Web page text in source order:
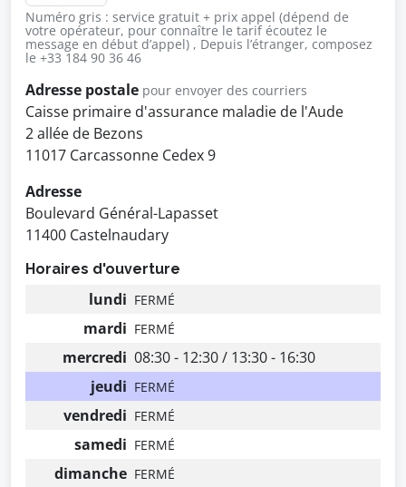
Numéro gris : service gratuit + prix appel (dépend de
votre opérateur, pour connaître le tarif écoutez le
message en début d’appel) , Depuis l’étranger, composez
le +33 184 90 36 46
Adresse postale pour envoyer des courriers
Caisse primaire d'assurance maladie de l'Aude
2 allée de Bezons
11017 Carcassonne Cedex 9
Adresse
Boulevard Général-Lapasset
11400 Castelnaudary
Horaires d'ouverture
lundi FERMÉ
mardi FERMÉ
mercredi 08:30 - 12:30 / 13:30 - 16:30
jeudi FERMÉ
vendredi FERMÉ
samedi FERMÉ
dimanche FERMÉ